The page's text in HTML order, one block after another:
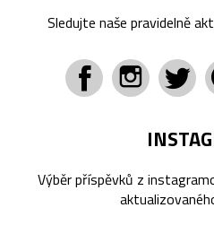
Sledujte naše pravidelně
Výběr příspěvků z